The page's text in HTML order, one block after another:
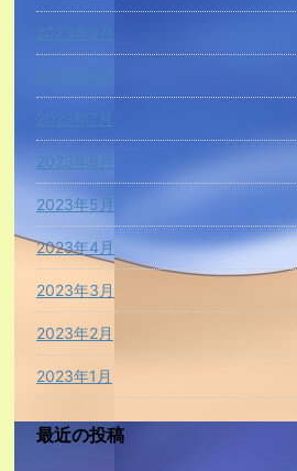
2023年6月
2023年5月
2023年4月
2023年3月
2023年2月
2023年1月
最近の投稿